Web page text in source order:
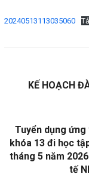
20240513113035060
KẾ HOẠCH
Tuyển dụng
khóa 13 đi học
tháng 5 năm
tế